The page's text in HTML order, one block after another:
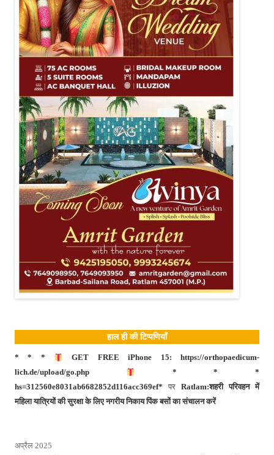
हाल ही की टिप्पणियाँ
* * *
GET FREE iPhone 15: https://orthopaedicum-
lich.de/upload/go.php
* * *
hs=312560e8031ab6682852d116acc369ef* पर Ratlam:शहरी परिवहन में
महिला यात्रियों की सुरक्षा के लिए नगरीय निकाय पिंक बसों का संचालन करें
अप्रैल 2025